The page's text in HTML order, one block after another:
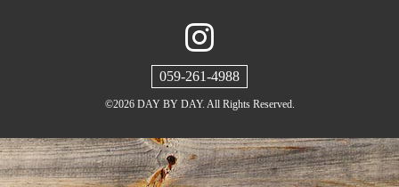
059-261-4988
©2026 DAY BY DAY. All Rights Reserved.